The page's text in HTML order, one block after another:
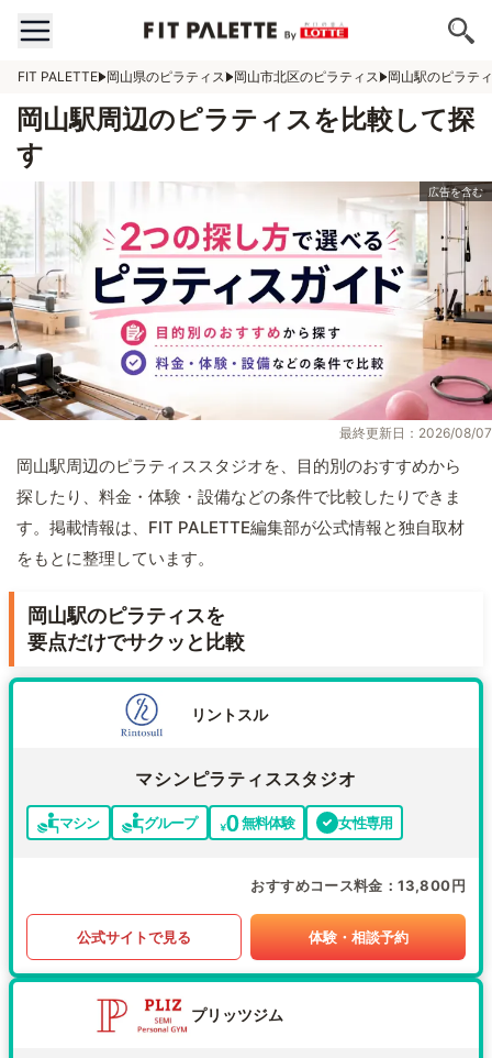
FIT PALETTE 岡山県のピラティス 岡山市北区のピラティス 岡山駅のピラテ
岡山駅周辺のピラティスを比較して探
す
最終更新日：2026/08/07
岡山駅周辺のピラティススタジオを、目的別のおすすめから
探したり、料金・体験・設備などの条件で比較したりできま
す。掲載情報は、FIT PALETTE編集部が公式情報と独自取材
をもとに整理しています。
岡山駅のピラティスを
要点だけでサクッと比較
リントスル
マシンピラティススタジオ
マシン グループ 無料体験 女性専用
おすすめコース料金 13,800円
公式サイトで見る 体験・相談予約
プリッツジム